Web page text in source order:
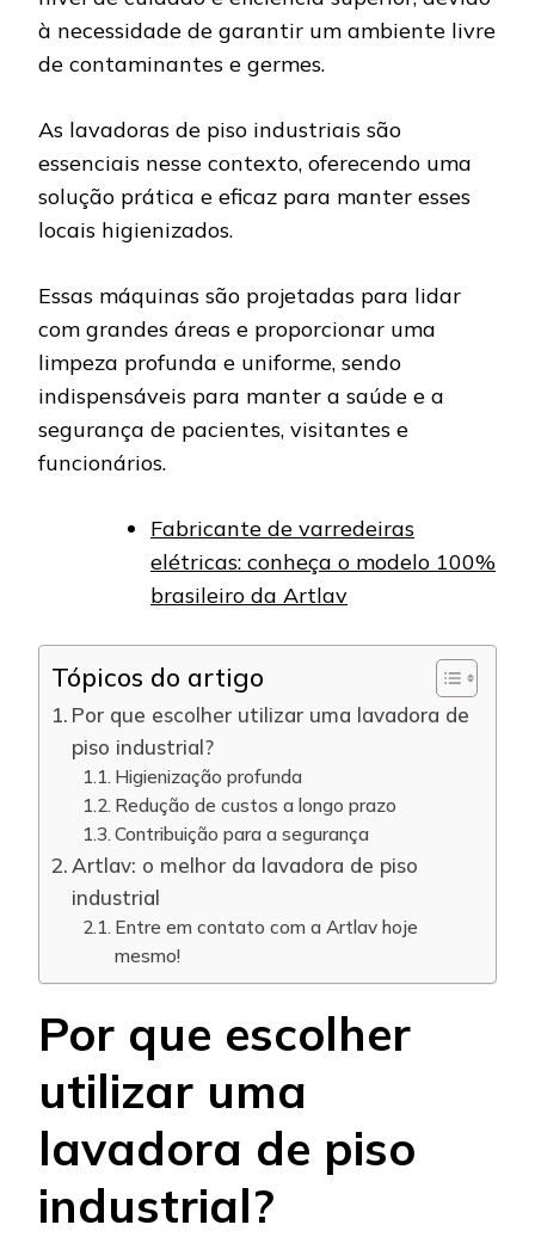
à necessidade de garantir um ambiente livre
de contaminantes e germes.
As lavadoras de piso industriais são
essenciais nesse contexto, oferecendo uma
solução prática e eficaz para manter esses
locais higienizados.
Essas máquinas são projetadas para lidar
com grandes áreas e proporcionar uma
limpeza profunda e uniforme, sendo
indispensáveis para manter a saúde e a
segurança de pacientes, visitantes e
funcionários.
Fabricante de varredeiras
elétricas: conheça o modelo 100%
brasileiro da Artlav
Tópicos do artigo
Por que escolher utilizar uma lavadora de
piso industrial?
Higienização profunda
Redução de custos a longo prazo
Contribuição para a segurança
Artlav: o melhor da lavadora de piso
industrial
Entre em contato com a Artlav hoje
mesmo!
Por que escolher
utilizar uma
lavadora de piso
industrial?